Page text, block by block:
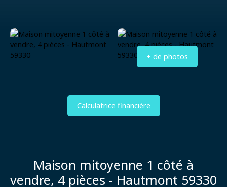
+ de photos
Calculatrice financière
Maison mitoyenne 1 côté à
vendre, 4 pièces - Hautmont 59330